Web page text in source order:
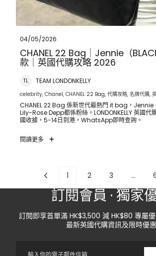
04/05/2026
CHANEL 22 Bag｜Jennie（
款｜英國代購攻略 2026
TL TEAM LONDONKELLY
celebrity, Chanel, CHANEL 22 Bag, 代購攻略, 名牌代購,
CHANEL 22 Bag 係新世代最熱門 it bag，Jennie
Lily-Rose Depp都係粉絲。LONDONKELLY 英國代
國收據，5-14日到港，WhatsApp即時查詢。
閱讀更多
1 2 3 …
訂閱會員 · 獨家
訂閱即享首單滿 HK$3,500 減 HK$80 專屬
最新英國代購資訊及限時優惠